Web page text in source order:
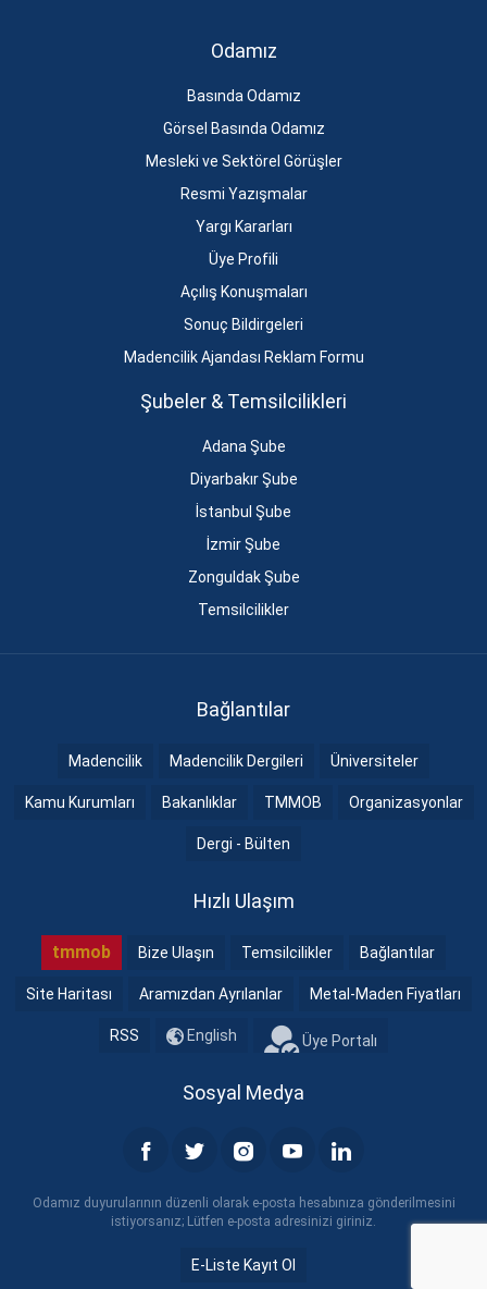
Odamız
Basında Odamız
Görsel Basında Odamız
Mesleki ve Sektörel Görüşler
Resmi Yazışmalar
Yargı Kararları
Üye Profili
Açılış Konuşmaları
Sonuç Bildirgeleri
Madencilik Ajandası Reklam Formu
Şubeler & Temsilcilikleri
Adana Şube
Diyarbakır Şube
İstanbul Şube
İzmir Şube
Zonguldak Şube
Temsilcilikler
Bağlantılar
Madencilik Madencilik Dergileri Üniversiteler
Kamu Kurumları Bakanlıklar TMMOB Organizasyonlar
Dergi - Bülten
Hızlı Ulaşım
tmmob Bize Ulaşın Temsilcilikler Bağlantılar
Site Haritası Aramızdan Ayrılanlar Metal-Maden Fiyatları
RSS English Üye Portalı
Sosyal Medya
Odamız duyurularının düzenli olarak e-posta hesabınıza gönderilmesini
istiyorsanız; Lütfen e-posta adresinizi giriniz.
E-Liste Kayıt Ol